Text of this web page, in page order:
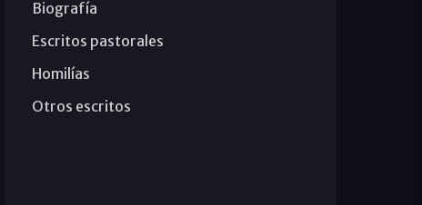
Biografía
Escritos pastorales
Homilías
Otros escritos